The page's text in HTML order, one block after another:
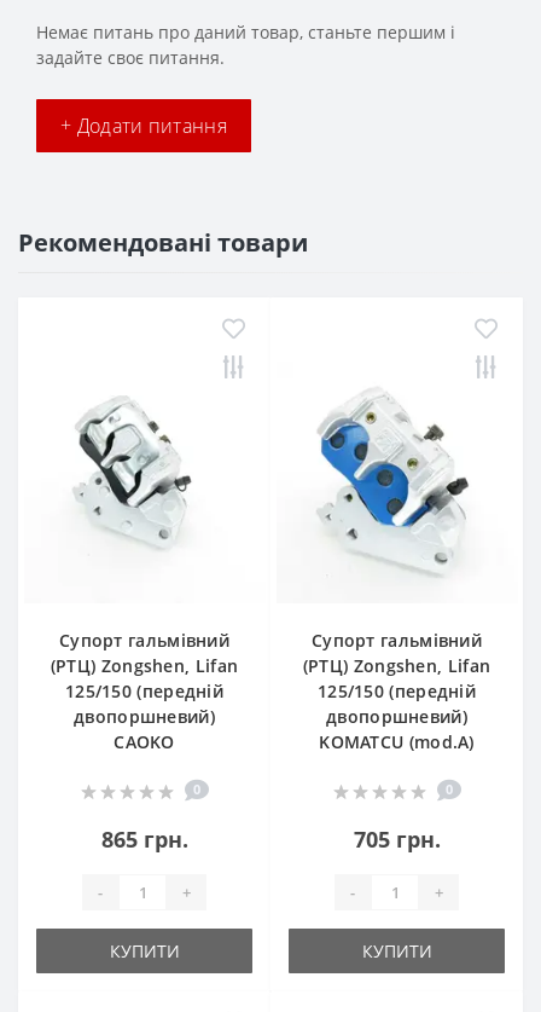
Немає питань про даний товар, станьте першим і
задайте своє питання.
+ Додати питання
Рекомендовані товари
Супорт гальмівний
(РТЦ) Zongshen, Lifan
125/150 (передній
двопоршневий)
CAOKO
0
865 грн.
- +
КУПИТИ
Супорт гальмівний
(РТЦ) Zongshen, Lifan
125/150 (передній
двопоршневий)
KOMATCU (mod.A)
0
705 грн.
- +
КУПИТИ